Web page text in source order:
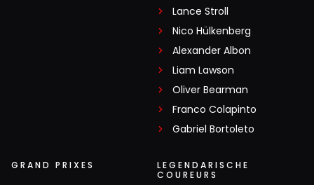
Lance Stroll
Nico Hülkenberg
Alexander Albon
Liam Lawson
Oliver Bearman
Franco Colapinto
Gabriel Bortoleto
GRAND PRIXES
LEGENDARISCHE
COUREURS